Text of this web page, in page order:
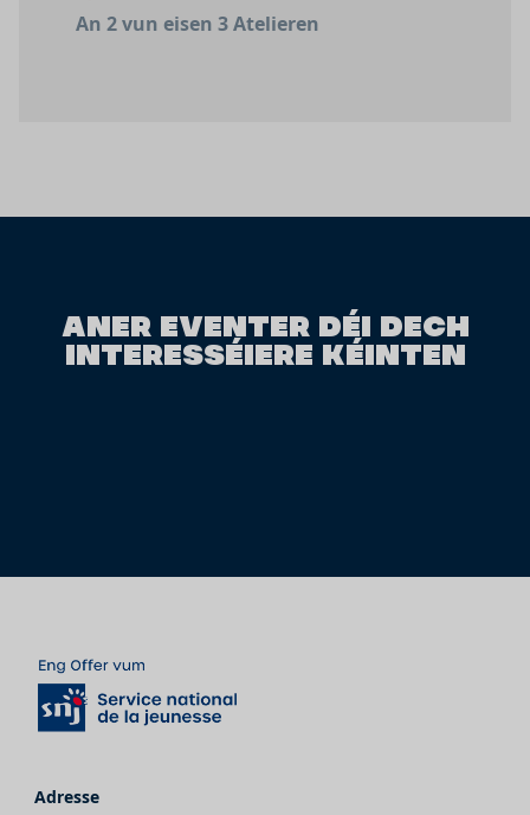
An 2 vun eisen 3 Atelieren
ANER EVENTER DÉI DECH
INTERESSÉIERE KÉINTEN
Adresse